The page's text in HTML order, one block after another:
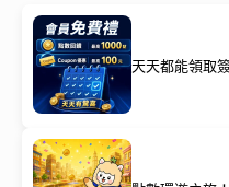
天天都能領取